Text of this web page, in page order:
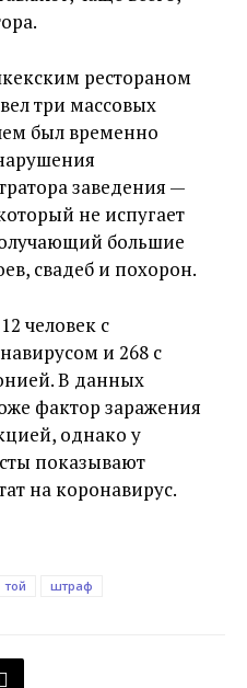
рестораном
три массовых
был временно
заведения —
не испугает
большие
свадеб и похорон.
человек с
и 268 с
В данных
фактор заражения
однако у
показывают
на коронавирус.
той штраф